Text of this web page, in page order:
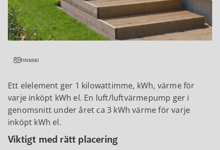
FINMIKI
Ett elelement ger 1 kilowattimme, kWh, värme för
varje inköpt kWh el. En luft/luftvärmepump ger i
genomsnitt under året ca 3 kWh värme för varje
inköpt kWh el.
Viktigt med rätt placering